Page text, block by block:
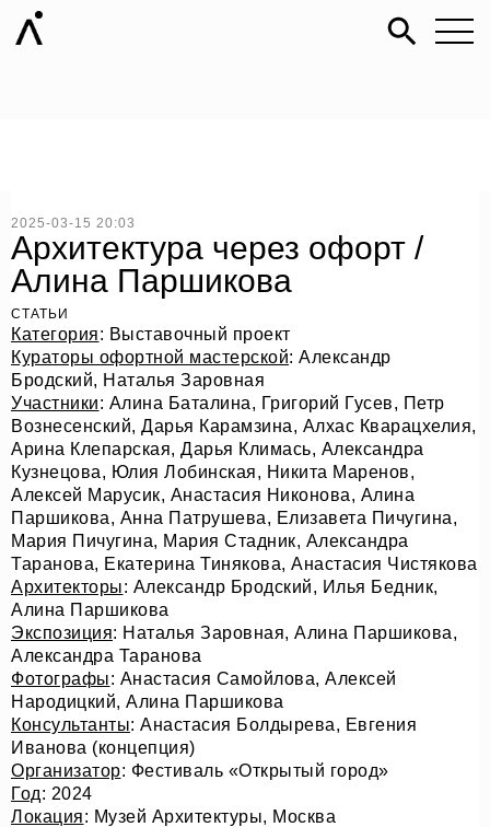
2025-03-15 20:03
Архитектура через офорт /
Алина Паршикова
СТАТЬИ
Категория: Выставочный проект
Кураторы офортной мастерской: Александр
Бродский, Наталья Заровная
Участники: Алина Баталина, Григорий Гусев, Петр
Вознесенский, Дарья Карамзина, Алхас Кварацхелия,
Арина Клепарская, Дарья Климась, Александра
Кузнецова, Юлия Лобинская, Никита Маренов,
Алексей Марусик, Анастасия Никонова, Алина
Паршикова, Анна Патрушева, Елизавета Пичугина,
Мария Пичугина, Мария Стадник, Александра
Таранова, Екатерина Тинякова, Анастасия Чистякова
Архитекторы: Александр Бродский, Илья Бедник,
Алина Паршикова
Экспозиция: Наталья Заровная, Алина Паршикова,
Александра Таранова
Фотографы: Анастасия Самойлова, Алексей
Народицкий, Алина Паршикова
Консультанты: Анастасия Болдырева, Евгения
Иванова (концепция)
Организатор: Фестиваль «Открытый город»
Год: 2024
Локация: Музей Архитектуры, Москва